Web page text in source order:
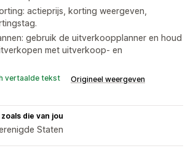
actieprijs, korting weergeven,
gebruik de uitverkoopplanner en houd
met uitverkoop- en
vertaalde tekst Origineel weergeven
die van jou
Staten